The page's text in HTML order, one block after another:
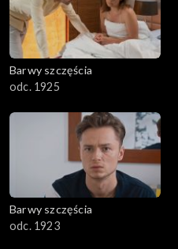
Barwy szczęścia
odc. 1925
Barwy szczęścia
odc. 1923